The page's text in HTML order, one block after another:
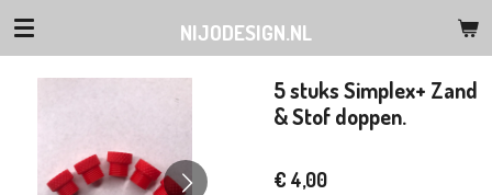
Ga
naar
NIJODESIGN.NL
5 stuks Simplex+ Zand
& Stof doppen.
€ 4,00